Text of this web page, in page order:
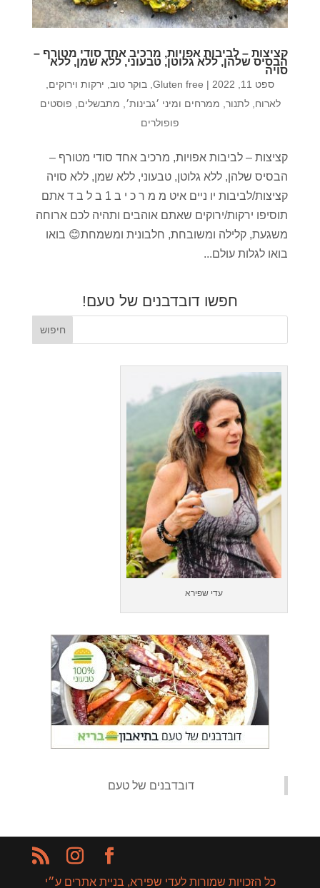
קציצות – לביבות אפויות, מרכיב אחד סודי מטורף –
הבסיס שלהן, ללא גלוטן, טבעוני, ללא שמן, ללא
סויה
ספט 11, 2022 |
Gluten free בוקר טוב ירקות וירוקים
לארוח ,לתנור ממרחים ומיני ׳גבינות׳ מתבשלים
פוסטים
פופולרים
קציצות – לביבות אפויות, מרכיב אחד סודי מטורף –
הבסיס שלהן, ללא גלוטן, טבעוני, ללא שמן, ללא סויה
קציצות/לביבות יו ניים איט מ מ ר כ י ב 1 ב ל ב ד אתם
תוסיפו ירקות/ירוקים שאתם אוהבים ותהיה לכם ארוחה
משגעת, קלילה ומשובחת, חלבונית ומשמחת😊 בואו
בואו לגלות עולם...
חפשו דובדבנים של טעם!
עדי שפירא
‏דובדבנים של טעם‏
כל הזכויות שמורות לעדי שפירא, בניית אתרים ע״י